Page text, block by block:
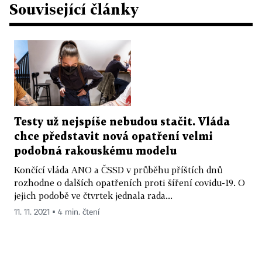
Související články
Testy už nejspíše nebudou stačit. Vláda
chce představit nová opatření velmi
podobná rakouskému modelu
Končící vláda ANO a ČSSD v průběhu příštích dnů
rozhodne o dalších opatřeních proti šíření covidu-19. O
jejich podobě ve čtvrtek jednala rada...
11. 11. 2021 ▪ 4 min. čtení